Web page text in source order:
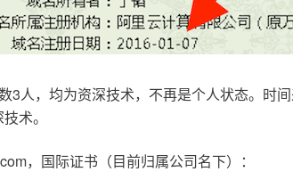
3人，均为资深技术，不再是个人状态。时
术。
，国际证书（目前归属公司名下）：